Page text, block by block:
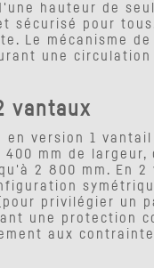
hauteur de
sécurisé pour
Le mécanisme
une
vantaux
en version 1
mm de largeur,
2 800 mm. En 2
privilégier un
une protection
aux